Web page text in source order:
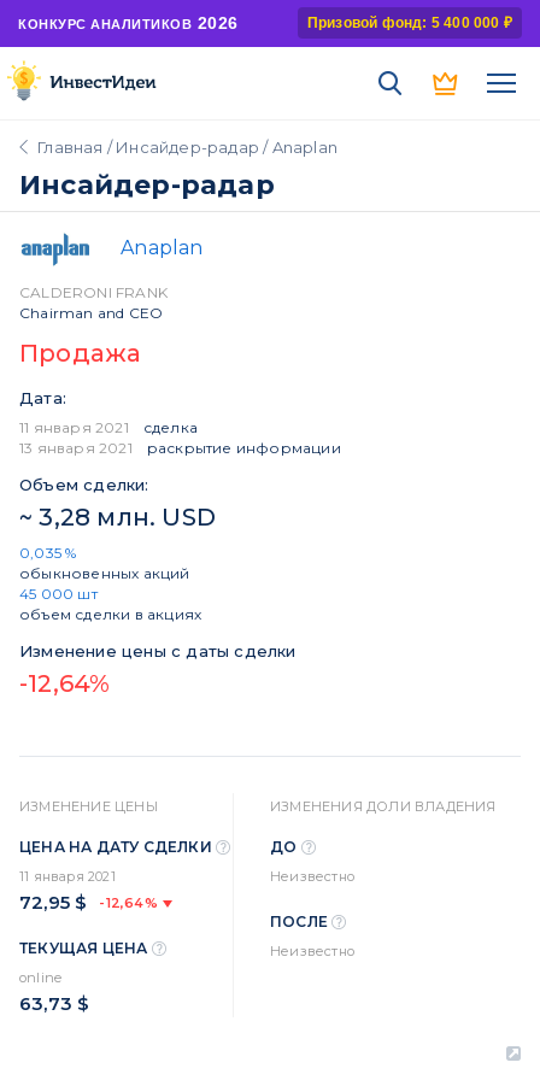
КОНКУРС АНАЛИТИКОВ 2026 Призовой фонд: 5 400 000 ₽
Главная /Инсайдер-радар / Anaplan
Инсайдер-радар
Anaplan
CALDERONI FRANK
Chairman and CEO
Продажа
Дата:
11 января 2021
сделка
13 января 2021
раскрытие информации
Объем сделки:
~ 3,28 млн. USD
0,035 %
обыкновенных акций
45 000 шт
объем сделки в акциях
Изменение цены с даты сделки
-12,64%
ИЗМЕНЕНИЕ ЦЕНЫ
ЦЕНА НА ДАТУ СДЕЛКИ
11 января 2021
72,95 $ -12,64%
ТЕКУЩАЯ ЦЕНА
online
63,73 $
ИЗМЕНЕНИЯ ДОЛИ ВЛАДЕНИЯ
ДО
Неизвестно
ПОСЛЕ
Неизвестно